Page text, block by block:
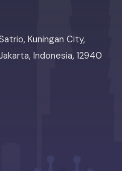
Kuningan City,
Indonesia, 12940